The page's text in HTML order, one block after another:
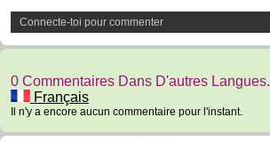
Connecte-toi pour commenter
0 Commentaires Dans D'autres Langues.
Français
Il n'y a encore aucun commentaire pour l'instant.